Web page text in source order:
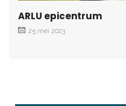
ARLU epicentrum
25 mei 2023